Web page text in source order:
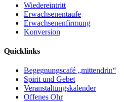
Wiedereintritt
Erwachsenentaufe
Erwachsenenfirmung
Konversion
Quicklinks
Begegnungscafé „mittendrin“
Spirit und Gebet
Veranstaltungskalender
Offenes Ohr